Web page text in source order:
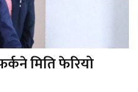
मिति फेरियो